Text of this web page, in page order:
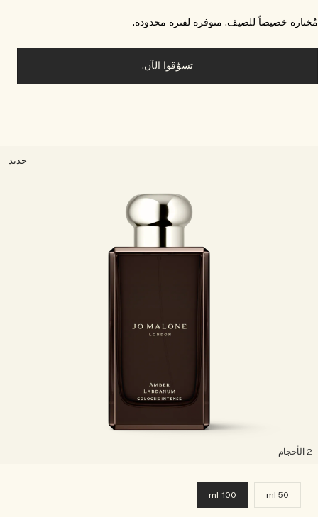
خصيصاً للصيف. متوفرة لفترة محدودة.
تسوّقوا الآن.
جديد
50 ml
100 ml